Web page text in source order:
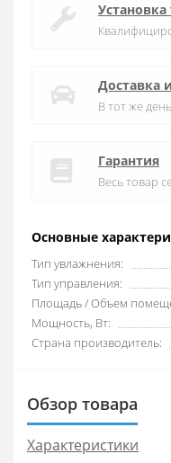
Основные
Тип увлажнения:
Тип управления:
Площадь / Объем
Мощность, Вт:
Страна производитель:
Доставка
В тот же
Гарантия
Весь товар
Обзор товара
Характеристики